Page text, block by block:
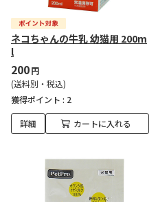
ネコちゃんの牛乳 幼猫用 200m
l
200円
(送料別・税込)
獲得ポイント : 2
詳細 カートに入れる